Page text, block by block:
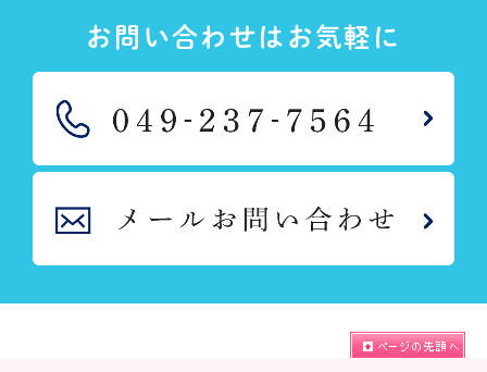
お問い合わせはお気軽に